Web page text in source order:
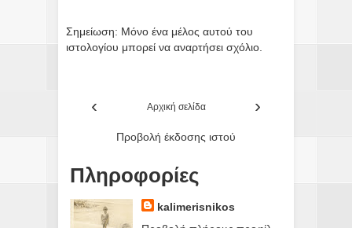
Σημείωση: Μόνο ένα μέλος αυτού του
ιστολογίου μπορεί να αναρτήσει σχόλιο.
‹ ›
Αρχική σελίδα
Προβολή έκδοσης ιστού
Πληροφορίες
kalimerisnikos